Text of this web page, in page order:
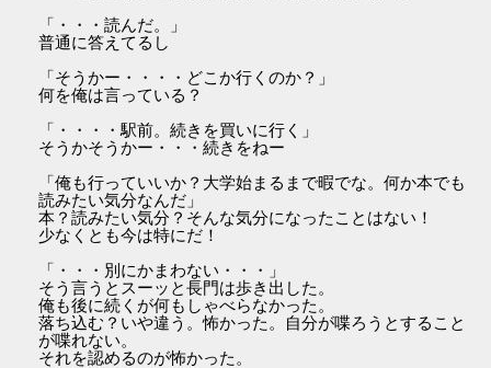
「・・・読んだ。」
普通に答えてるし
「そうかー・・・・どこか行くのか？」
何を俺は言っている？
「・・・・駅前。続きを買いに行く」
そうかそうかー・・・続きをねー
「俺も行っていいか？大学始まるまで暇でな。何か本でも
読みたい気分なんだ」
本？読みたい気分？そんな気分になったことはない！
少なくとも今は特にだ！
「・・・別にかまわない・・・」
そう言うとスーッと長門は歩き出した。
俺も後に続くが何もしゃべらなかった。
落ち込む？いや違う。怖かった。自分が喋ろうとすること
が喋れない。
それを認めるのが怖かった。